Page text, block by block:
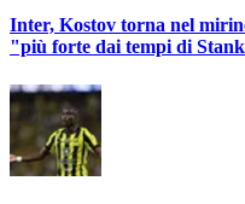
Inter, Kostov torna nel
"più forte dai tempi di